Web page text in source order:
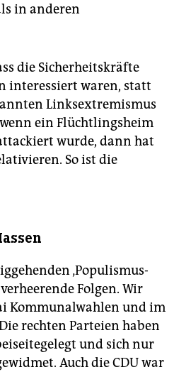
in anderen
die Sicherheitskräfte
interessiert waren, statt
Linksextremismus
ein Flüchtlingsheim
wurde, dann hat
So ist die
‚Populismus-
Folgen. Wir
Kommunalwahlen und im
rechten Parteien haben
und sich nur
Auch die CDU war